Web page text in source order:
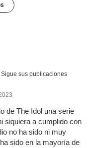
Sigue sus publicaciones
de The Idol una serie
siquiera a cumplido con
no ha sido ni muy
sido en la mayoría de